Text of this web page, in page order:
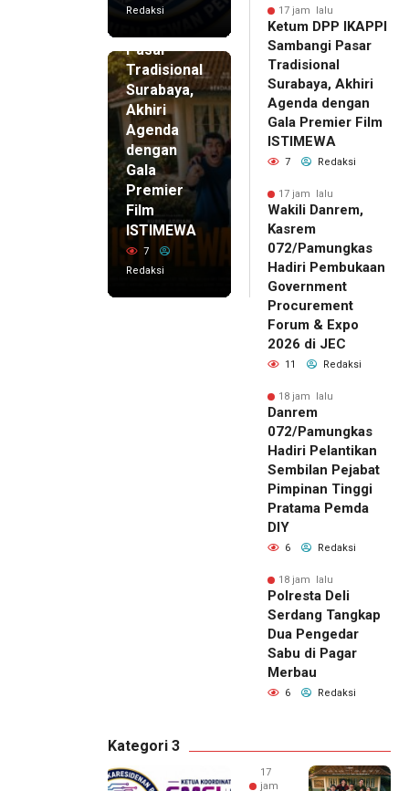
Redaksi
IKAPPI
Pasar
Tradisional
Surabaya,
Akhiri
Agenda
dengan
Gala
Premier
Film
ISTIMEWA
7
Redaksi
17 jam lalu
Ketum DPP IKAPPI
Sambangi Pasar
Tradisional
Surabaya, Akhiri
Agenda dengan
Gala Premier Film
ISTIMEWA
7 Redaksi
17 jam lalu
Wakili Danrem,
Kasrem
072/Pamungkas
Hadiri Pembukaan
Government
Procurement
Forum & Expo
2026 di JEC
11 Redaksi
18 jam lalu
Danrem
072/Pamungkas
Hadiri Pelantikan
Sembilan Pejabat
Pimpinan Tinggi
Pratama Pemda
DIY
6 Redaksi
18 jam lalu
Polresta Deli
Serdang Tangkap
Dua Pengedar
Sabu di Pagar
Merbau
6 Redaksi
Kategori 3
17
jam